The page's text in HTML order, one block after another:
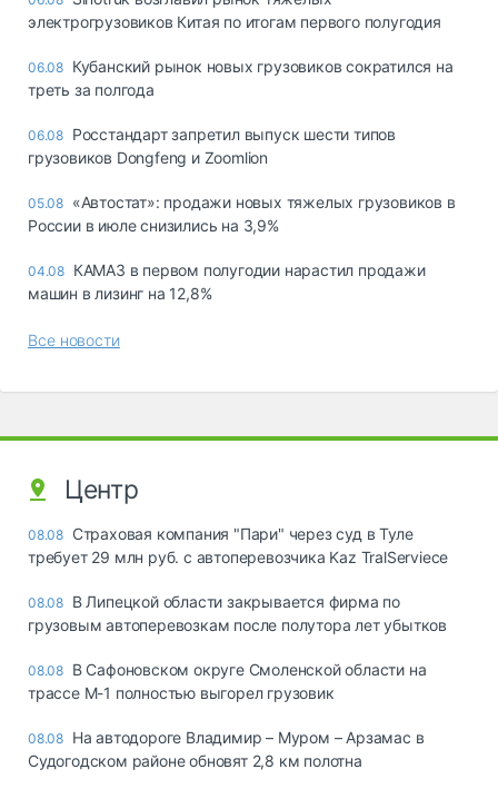
электрогрузовиков Китая по итогам первого полугодия
06.08 Кубанский рынок новых грузовиков сократился на
треть за полгода
06.08 Росстандарт запретил выпуск шести типов
грузовиков Dongfeng и Zoomlion
05.08 «Автостат»: продажи новых тяжелых грузовиков в
России в июле снизились на 3,9%
04.08 КАМАЗ в первом полугодии нарастил продажи
машин в лизинг на 12,8%
Все новости
Центр
08.08 Страховая компания "Пари" через суд в Туле
требует 29 млн руб. с автоперевозчика Kaz TralServiece
08.08 В Липецкой области закрывается фирма по
грузовым автоперевозкам после полутора лет убытков
08.08 В Сафоновском округе Смоленской области на
трассе М-1 полностью выгорел грузовик
08.08 На автодороге Владимир – Муром – Арзамас в
Судогодском районе обновят 2,8 км полотна